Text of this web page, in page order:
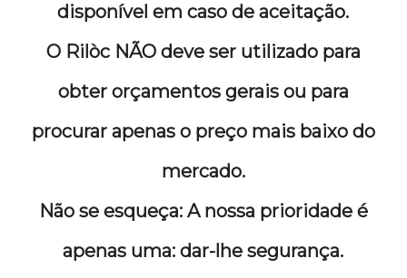
disponível em caso de aceitação.
O Rilòc NÃO deve ser utilizado para
obter orçamentos gerais ou para
procurar apenas o preço mais baixo do
mercado.
Não se esqueça: A nossa prioridade é
apenas uma: dar-lhe segurança.